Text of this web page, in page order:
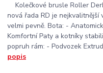
Kolečkové brusle Roller
nová řada RD je
velmi pevně. Bota: -
Komfortní Paty a kotníky
popruh rám: - Podvozek
popis